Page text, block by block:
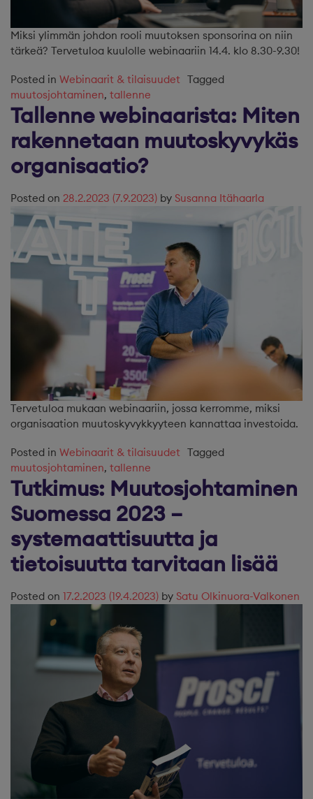
Miksi ylimmän johdon rooli muutoksen sponsorina on niin
tärkeä? Tervetuloa kuulolle webinaariin 14.4. klo 8.30-9.30!
Posted in Webinaarit & tilaisuudet Tagged
muutosjohtaminen, tallenne
Tallenne webinaarista: Miten
rakennetaan muutoskyvykäs
organisaatio?
Posted on 28.2.2023 (7.9.2023) by Susanna Itähaarla
Tervetuloa mukaan webinaariin, jossa kerromme, miksi
organisaation muutoskyvykkyyteen kannattaa investoida.
Posted in Webinaarit & tilaisuudet Tagged
muutosjohtaminen, tallenne
Tutkimus: Muutosjohtaminen
Suomessa 2023 –
systemaattisuutta ja
tietoisuutta tarvitaan lisää
Posted on 17.2.2023 (19.4.2023) by Satu Olkinuora-Valkonen